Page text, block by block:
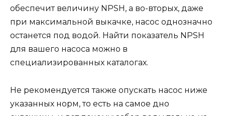
обеспечит величину NPSH, а во-вторых, даже
при максимальной выкачке, насос однозначно
останется под водой. Найти показатель NPSH
для вашего насоса можно в
специализированных каталогах.
Не рекомендуется также опускать насос ниже
указанных норм, то есть на самое дно